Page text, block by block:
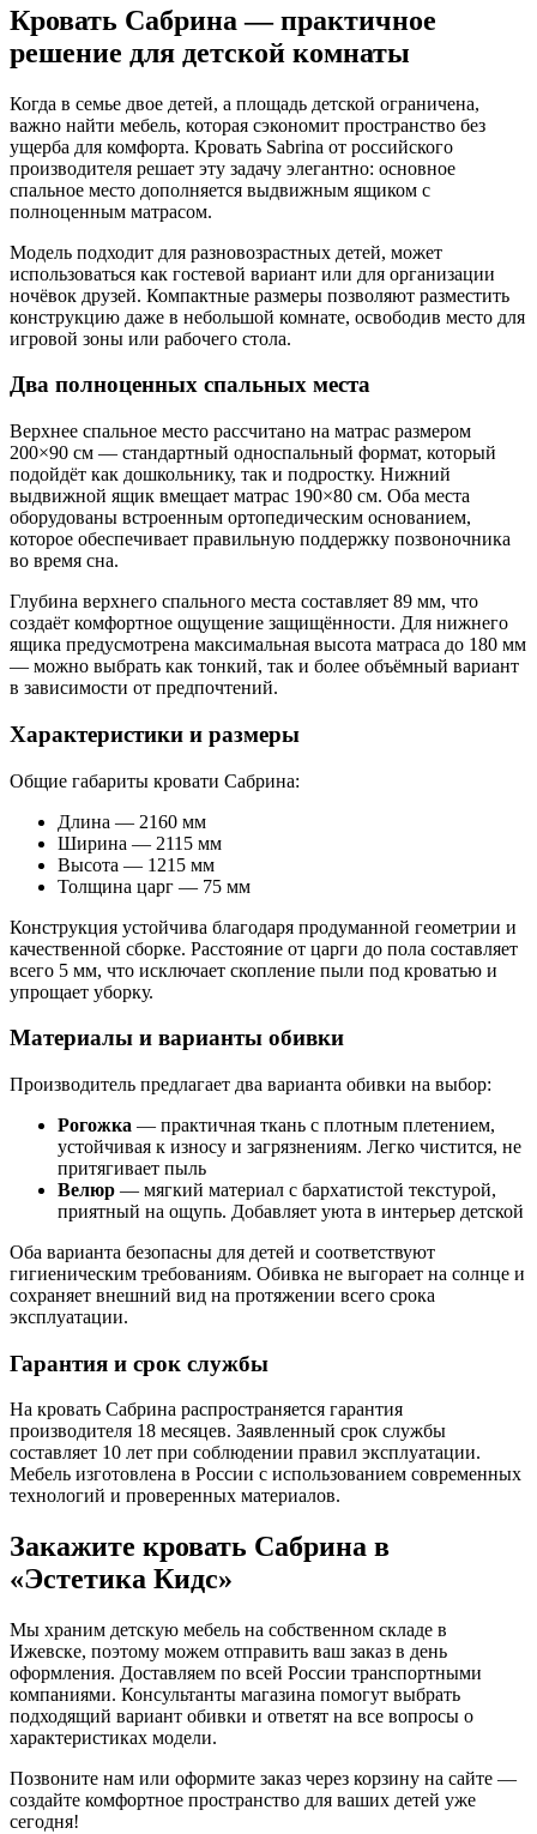
Кровать Сабрина — практичное
решение для детской комнаты
Когда в семье двое детей, а площадь детской ограничена,
важно найти мебель, которая сэкономит пространство без
ущерба для комфорта. Кровать Sabrina от российского
производителя решает эту задачу элегантно: основное
спальное место дополняется выдвижным ящиком с
полноценным матрасом.
Модель подходит для разновозрастных детей, может
использоваться как гостевой вариант или для организации
ночёвок друзей. Компактные размеры позволяют разместить
конструкцию даже в небольшой комнате, освободив место для
игровой зоны или рабочего стола.
Два полноценных спальных места
Верхнее спальное место рассчитано на матрас размером
200×90 см — стандартный односпальный формат, который
подойдёт как дошкольнику, так и подростку. Нижний
выдвижной ящик вмещает матрас 190×80 см. Оба места
оборудованы встроенным ортопедическим основанием,
которое обеспечивает правильную поддержку позвоночника
во время сна.
Глубина верхнего спального места составляет 89 мм, что
создаёт комфортное ощущение защищённости. Для нижнего
ящика предусмотрена максимальная высота матраса до 180 мм
— можно выбрать как тонкий, так и более объёмный вариант
в зависимости от предпочтений.
Характеристики и размеры
Общие габариты кровати Сабрина:
Длина — 2160 мм
Ширина — 2115 мм
Высота — 1215 мм
Толщина царг — 75 мм
Конструкция устойчива благодаря продуманной геометрии и
качественной сборке. Расстояние от царги до пола составляет
всего 5 мм, что исключает скопление пыли под кроватью и
упрощает уборку.
Материалы и варианты обивки
Производитель предлагает два варианта обивки на выбор:
Рогожка — практичная ткань с плотным плетением,
устойчивая к износу и загрязнениям. Легко чистится, не
притягивает пыль
Велюр — мягкий материал с бархатистой текстурой,
приятный на ощупь. Добавляет уюта в интерьер детской
Оба варианта безопасны для детей и соответствуют
гигиеническим требованиям. Обивка не выгорает на солнце и
сохраняет внешний вид на протяжении всего срока
эксплуатации.
Гарантия и срок службы
На кровать Сабрина распространяется гарантия
производителя 18 месяцев. Заявленный срок службы
составляет 10 лет при соблюдении правил эксплуатации.
Мебель изготовлена в России с использованием современных
технологий и проверенных материалов.
Закажите кровать Сабрина в
«Эстетика Кидс»
Мы храним детскую мебель на собственном складе в
Ижевске, поэтому можем отправить ваш заказ в день
оформления. Доставляем по всей России транспортными
компаниями. Консультанты магазина помогут выбрать
подходящий вариант обивки и ответят на все вопросы о
характеристиках модели.
Позвоните нам или оформите заказ через корзину на сайте —
создайте комфортное пространство для ваших детей уже
сегодня!